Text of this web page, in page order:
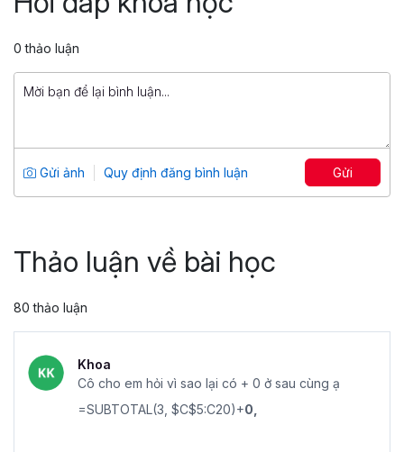
Tổng số 14 giờ
142 bài giảng
799,000 đ
Tổng số 12 giờ
91 bài giảng
4.86
25,046
0 thảo luận
Gửi ảnh Quy định đăng bình luận Gửi
Thảo luận về bài học
80 thảo luận
Khoa
Cô cho em hỏi vì sao lại có + 0 ở sau cùng ạ
=SUBTOTAL(3, $C$5:C20)+0,